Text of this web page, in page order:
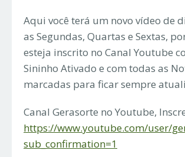
Aqui você terá um novo vídeo de
as Segundas, Quartas e Sextas,
esteja inscrito no Canal Youtube
Sininho Ativado e com todas as
marcadas para ficar sempre
Canal Gerasorte no Youtube,
https://www.youtube.com/user/
sub_confirmation=1